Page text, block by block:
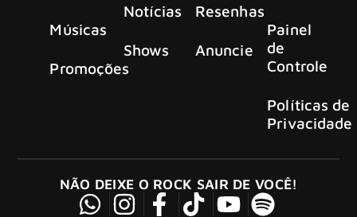
Músicas
Promoções
Notícias
Shows
Resenhas
Anuncie
Painel
de
Controle
Políticas de
Privacidade
NÃO DEIXE O ROCK SAIR DE VOCÊ!